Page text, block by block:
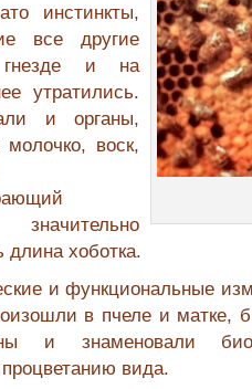
инстинкты,
все другие
и на
утратились.
и органы,
воск,
хо­ботка.
и функциональные
в пчеле и матке,
и знаменовали
вида.